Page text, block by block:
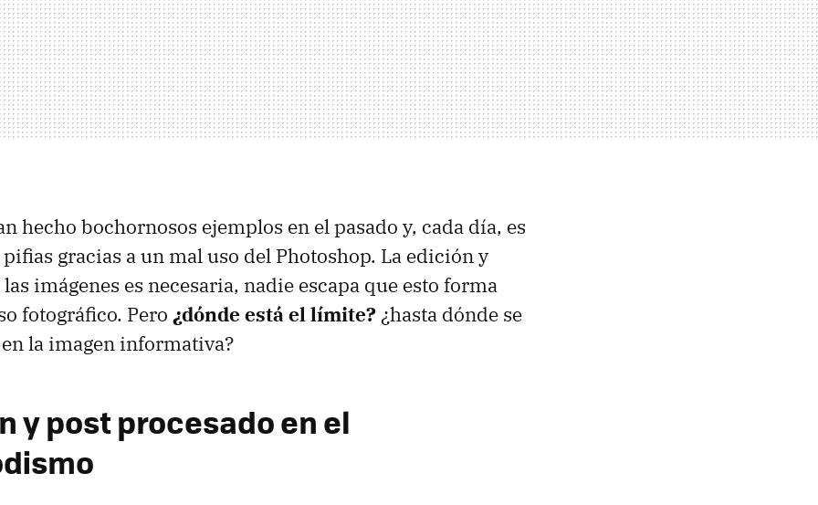
hecho bochornosos ejemplos en el pasado y, cada día, es
gracias a un mal uso del Photoshop. La edición y
imágenes es necesaria, nadie escapa que esto forma
fotográfico. Pero ¿dónde está el límite? ¿hasta dónde se
la imagen informativa?
y post procesado en el